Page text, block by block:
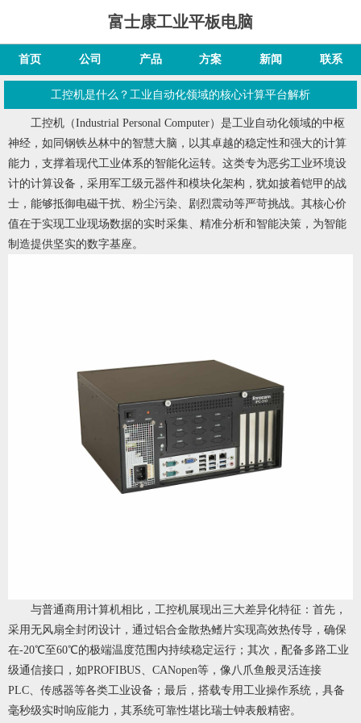
富士康工业平板电脑
首页 公司 产品 方案 新闻 联系
工控机是什么？工业自动化领域的核心计算平台解析
工控机 （Industrial Personal Computer）是工业自动化领域的中枢
神经，如同钢铁丛林中的智慧大脑，以其卓越的稳定性和强大的计算
能力，支撑着现代工业体系的智能化运转。这类专为恶劣工业环境设
计的计算设备，采用军工级元器件和模块化架构，犹如披着铠甲的战
士，能够抵御电磁干扰、粉尘污染、剧烈震动等严苛挑战。其核心价
值在于实现工业现场数据的实时采集、精准分析和智能决策，为智能
制造提供坚实的数字基座。
与普通商用计算机相比，工控机展现出三大差异化特征：首先，
采用无风扇全封闭设计，通过铝合金散热鳍片实现高效热传导，确保
在-20℃至60℃的极端温度范围内持续稳定运行；其次，配备多路工业
级通信接口，如PROFIBUS、CANopen等，像八爪鱼般灵活连接
PLC、传感器等各类工业设备；最后，搭载专用工业操作系统，具备
毫秒级实时响应能力，其系统可靠性堪比瑞士钟表般精密。